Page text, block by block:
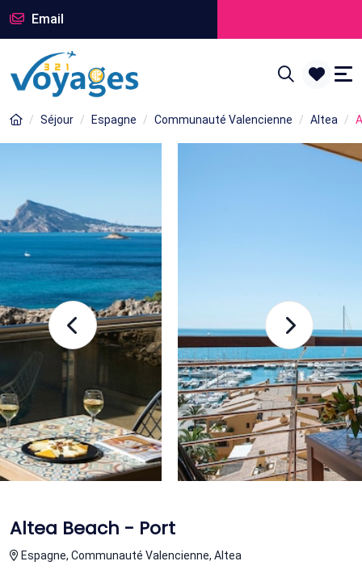
Email
Séjour Espagne Communauté Valencienne Altea
Altea Beach - Port
Espagne, Communauté Valencienne, Altea